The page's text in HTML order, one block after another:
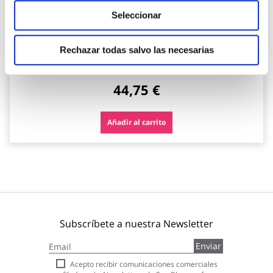
Seleccionar
Rechazar todas salvo las necesarias
Foco omni 2000 2000 lm recargable nebo
Nebo
44,75 €
Añadir al carrito
Subscríbete a nuestra Newsletter
a
nuestro
boletín
Enviar
Acepto recibir comunicaciones comerciales